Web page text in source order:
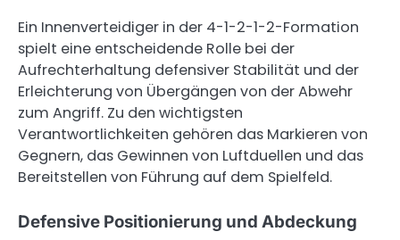
Ein Innenverteidiger in der 4-1-2-1-2-Formation
spielt eine entscheidende Rolle bei der
Aufrechterhaltung defensiver Stabilität und der
Erleichterung von Übergängen von der Abwehr
zum Angriff. Zu den wichtigsten
Verantwortlichkeiten gehören das Markieren von
Gegnern, das Gewinnen von Luftduellen und das
Bereitstellen von Führung auf dem Spielfeld.
Defensive Positionierung und Abdeckung